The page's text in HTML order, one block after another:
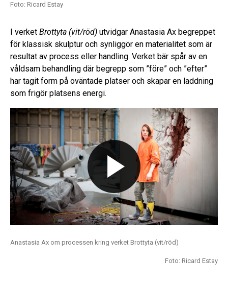
Foto: Ricard Estay
I verket Brottyta (vit/röd) utvidgar Anastasia Ax begreppet
för klassisk skulptur och synliggör en materialitet som är
resultat av process eller handling. Verket bär spår av en
våldsam behandling där begrepp som ”före” och ”efter”
har tagit form på oväntade platser och skapar en laddning
som frigör platsens energi.
Anastasia Ax om processen kring verket Brottyta (vit/röd)
Foto: Ricard Estay